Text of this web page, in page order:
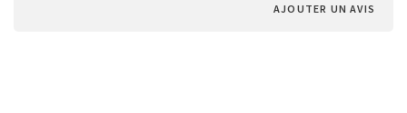
AJOUTER UN AVIS